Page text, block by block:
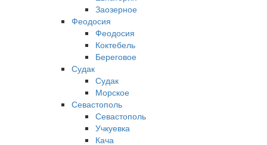
Заозерное
Феодосия
Феодосия
Коктебель
Береговое
Судак
Судак
Морское
Севастополь
Севастополь
Учкуевка
Кача